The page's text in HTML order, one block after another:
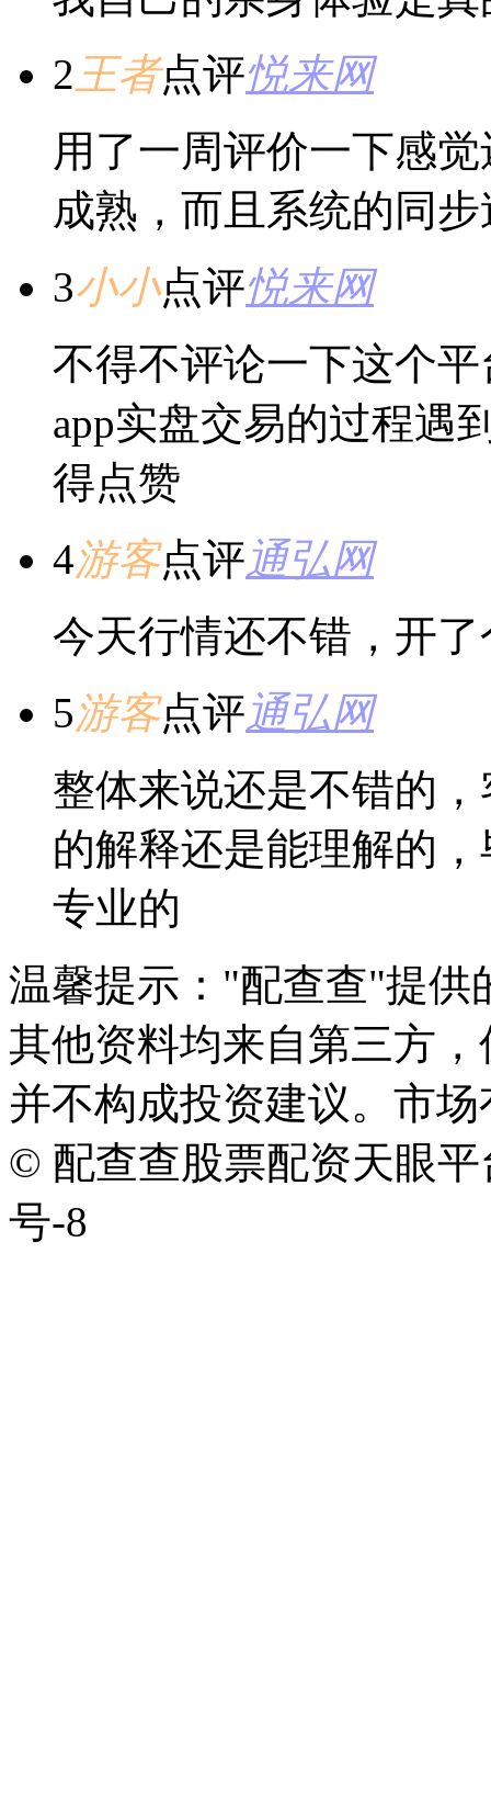
2 王者点评悦来网
用了一周评价一下感
成熟，而且系统的同
3小小点评悦来网
不得不评论一下这个
app实盘交易的过程遇
得点赞
4游客点评通弘网
今天行情还不错，开
5游客点评通弘网
整体来说还是不错的
的解释还是能理解的
专业的
温馨提示："配查查"提供
其他资料均来自第三方
并不构成投资建议。市
© 配查查股票配资天眼平
号-8